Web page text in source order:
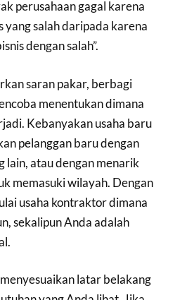
perusahaan gagal karena
yang salah daripada karena
dengan salah”.
saran pakar, berbagi
menentukan dimana
Kebanyakan usaha baru
pelanggan baru dengan
lain, atau dengan menarik
memasuki wilayah. Dengan
usaha kontraktor dimana
sekalipun Anda adalah
latar belakang